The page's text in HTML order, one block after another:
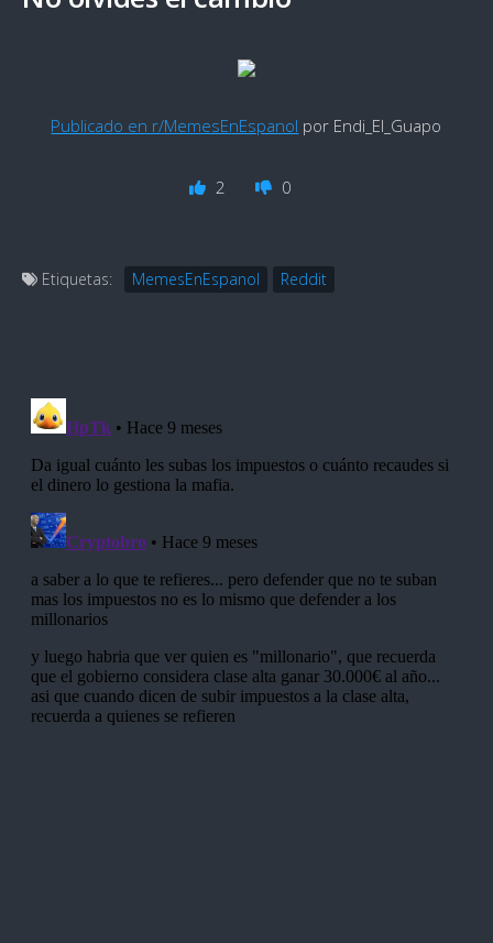
Publicado en r/MemesEnEspanol por Endi_El_Guapo
2 0
Etiquetas: MemesEnEspanol Reddit